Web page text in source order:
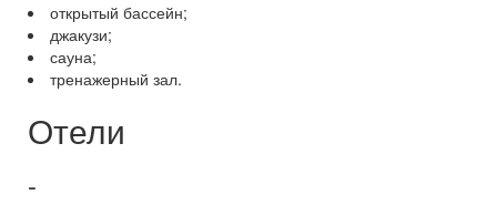
открытый бассейн;
джакузи;
сауна;
тренажерный зал.
Отели
-